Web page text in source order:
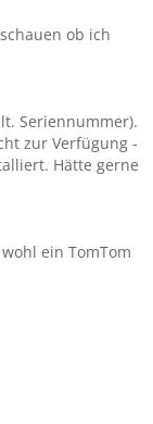
ob ich
Seriennummer).
zur Verfügung -
Hätte gerne
ein TomTom